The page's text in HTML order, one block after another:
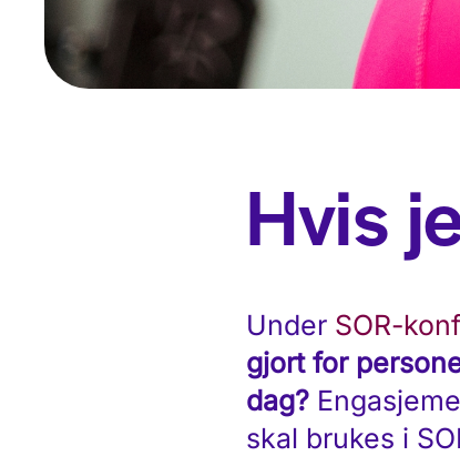
Hvis
Under SOR-
gjort for
dag?
skal brukes i